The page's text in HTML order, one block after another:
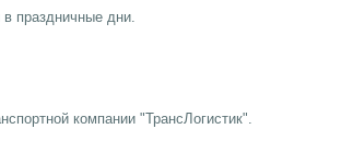
праздничные дни.
компании "ТрансЛогистик".